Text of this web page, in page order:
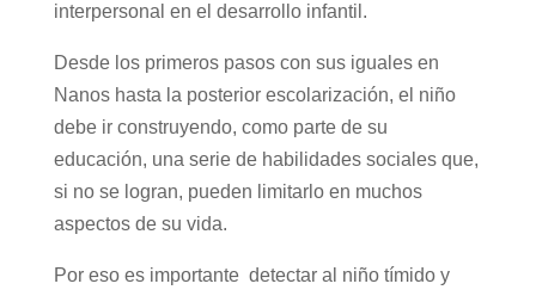
interpersonal en el desarrollo infantil.
Desde los primeros pasos con sus iguales en
Nanos hasta la posterior escolarización, el niño
debe ir construyendo, como parte de su
educación, una serie de habilidades sociales que,
si no se logran, pueden limitarlo en muchos
aspectos de su vida.
Por eso es importante detectar al niño tímido y